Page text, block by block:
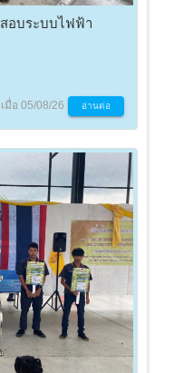
อบระบบไฟฟ้า
มื่อ 05/08/26 อ่านต่อ